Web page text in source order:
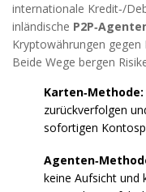
internationale Kredit‑/
inländische
Kryptowährungen
Beide Wege bergen
Karten‑Methode:
zurückverfolgen
sofortigen
keine Aufsicht und